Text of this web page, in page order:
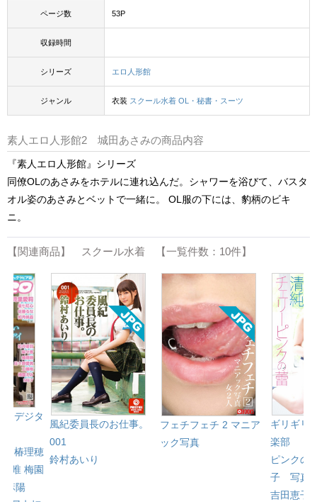
ページ数 53P
収録時間
シリーズ エロ人形館
ジャンル 衣装 スクール水着 OL・秘書・スーツ
素人エロ人形館2 城田あさみの商品内容
『素人エロ人形館』シリーズ
同僚OLのあさみをホテルに連れ込んだ。シャワーを浴びて、バスタ
オル姿のあさみとベットで一緒に。 OL服の下には、豹柄のビキ
ニ。
【関連商品】 スクール水着 【一覧件数：10件】
＜デジタ
椿理穂
唯 梅園
麻陽
風紀委員長のお仕事。
001
鈴村あいり
フェチフェチ 2 マニア
ック写真
ギリギリ
楽部 「
ピンクの
子 写真
吉田恵子